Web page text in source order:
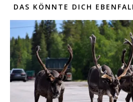
DAS KÖNNTE DICH